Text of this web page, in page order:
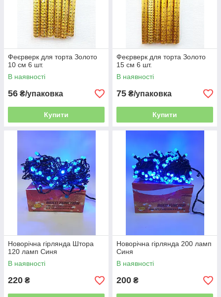
Феєрверк для торта Золото
10 см 6 шт.
В наявності
56 ₴/упаковка
Купити
Феєрверк для торта Золото
15 см 6 шт.
В наявності
75 ₴/упаковка
Купити
Новорічна гірлянда Штора
120 ламп Синя
В наявності
220 ₴
Новорічна гірлянда 200 ламп
Синя
В наявності
200 ₴